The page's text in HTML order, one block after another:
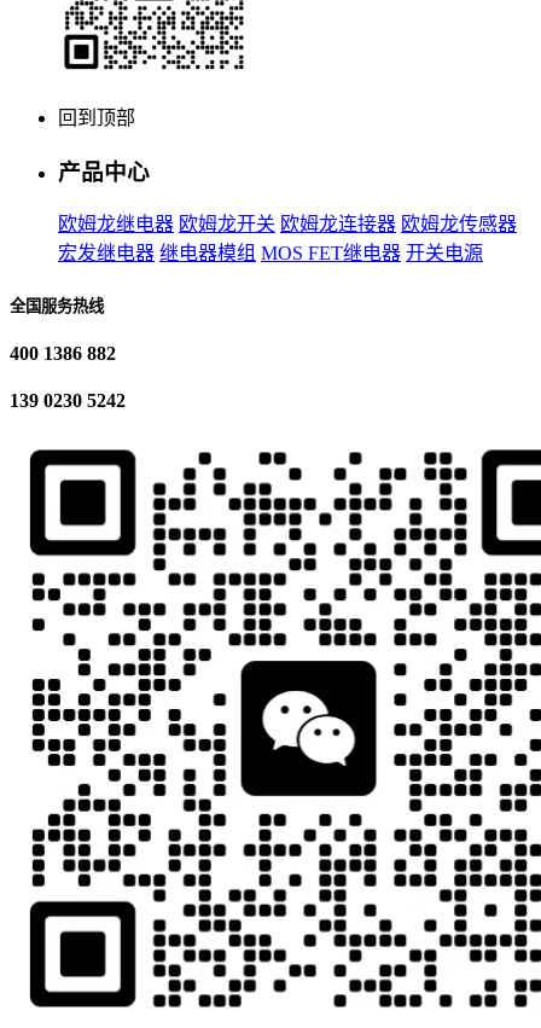
回到顶部
产品中心
欧姆龙继电器 欧姆龙开关 欧姆龙连接器 欧姆龙传感器
宏发继电器 继电器模组 MOS FET继电器 开关电源
全国服务热线
400 1386 882
139 0230 5242